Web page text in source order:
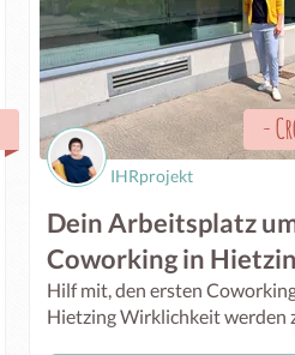
-
IHRprojekt
Dein Arbeitsplatz
Coworking in
Hilf mit, den ersten
Hietzing Wirklichkeit werden